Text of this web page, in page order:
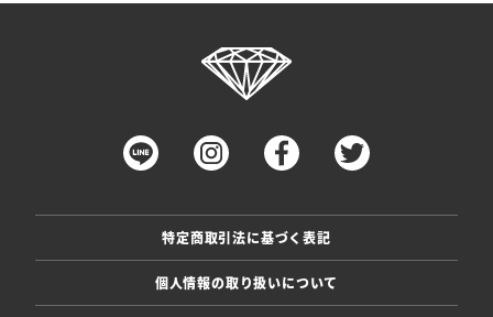
特定商取引法に基づく表記
個人情報の取り扱いについて